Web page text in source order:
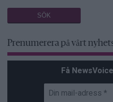
Prenumerera på vårt
Få